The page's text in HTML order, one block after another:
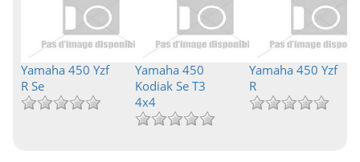
Yamaha 450 Yzf
R Se
Yamaha 450
Kodiak Se T3
4x4
Yamaha 450 Yzf
R